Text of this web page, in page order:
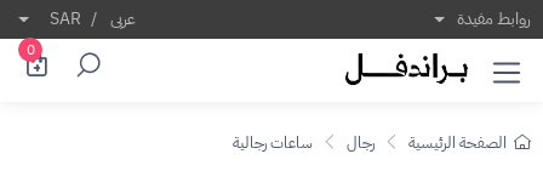
روابط مفيدة عربى /
SAR
0
الصفحة الرئيسية رجال ساعات رجالية